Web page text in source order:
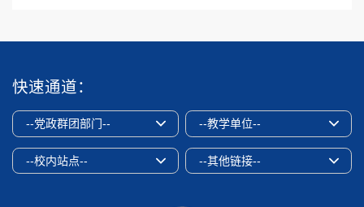
快速通道：
--党政群团部门-- --教学单位--
--校内站点-- --其他链接--